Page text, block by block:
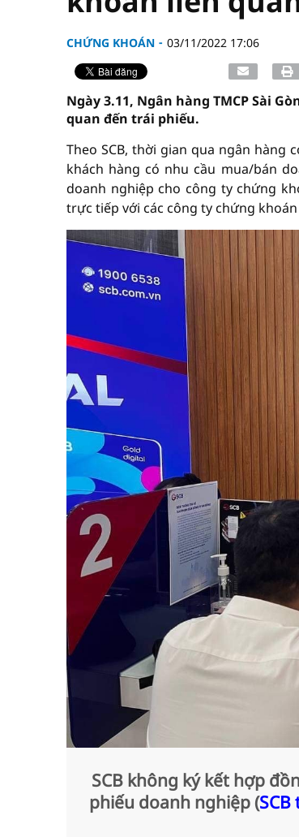
CHỨNG KHOÁN 03/11/2022 17:06
Ngày 3.11, Ngân hàng TMCP Sài
quan đến trái phiếu.
Theo SCB, thời gian qua ngân
khách hàng có nhu cầu mua/bán
doanh nghiệp cho công ty chứng
trực tiếp với các công ty chứng
SCB không ký kết hợp
phiếu doanh nghiệp (